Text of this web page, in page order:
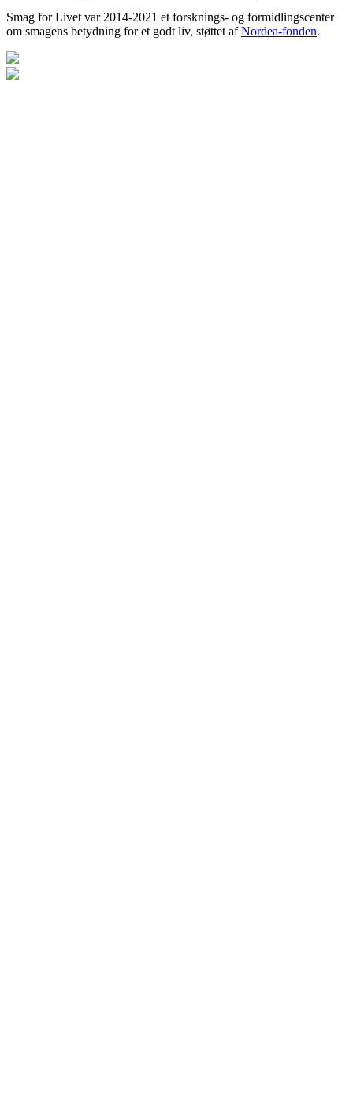
Smag for Livet var 2014-2021 et forsknings- og formidlingscenter
om smagens betydning for et godt liv, støttet afNordea-fonden.